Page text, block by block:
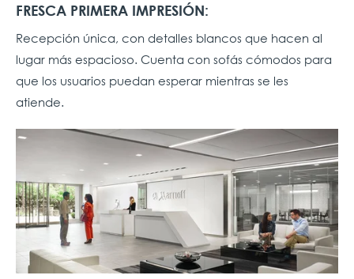
FRESCA PRIMERA IMPRESIÓN:
Recepción única, con detalles blancos que hacen al
lugar más espacioso. Cuenta con sofás cómodos para
que los usuarios puedan esperar mientras se les
atiende.